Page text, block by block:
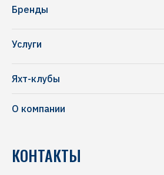
Бренды
Frauscher
Ferretti
Услуги
Комиссионная продажа
Строительство марин
Яхт-клубы
О компании
Новости
КОНТАКТЫ